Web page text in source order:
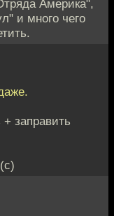
Америка",
и много чего
заправить